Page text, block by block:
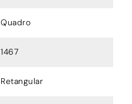
Quadro
1467
Retangular